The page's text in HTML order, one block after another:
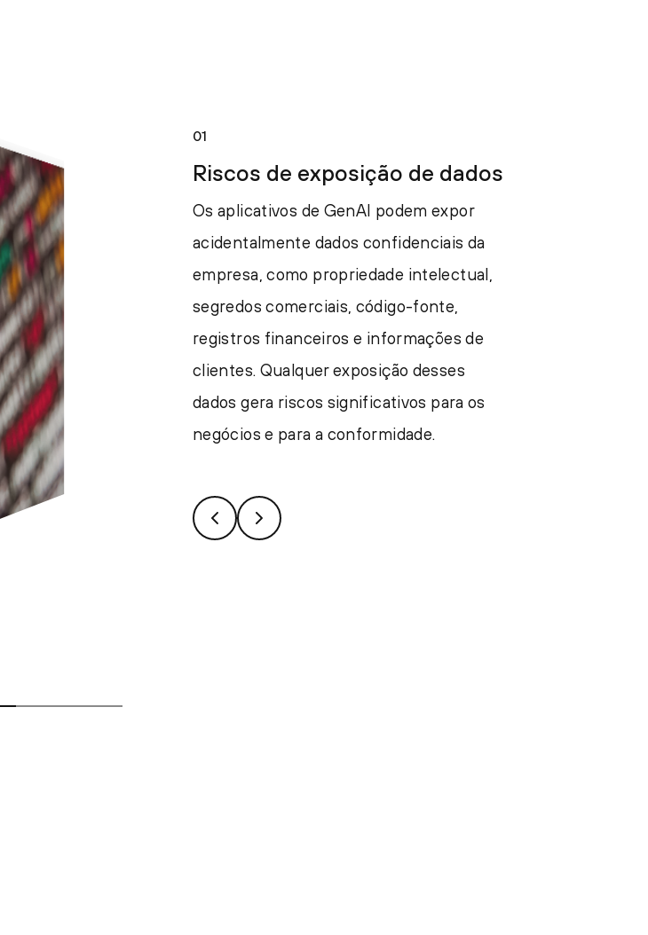
01
Riscos de exposição de dados
Os aplicativos de GenAI podem expor
acidentalmente dados confidenciais da
empresa, como propriedade intelectual,
segredos comerciais, código-fonte,
registros financeiros e informações de
clientes. Qualquer exposição desses
dados gera riscos significativos para os
negócios e para a conformidade.